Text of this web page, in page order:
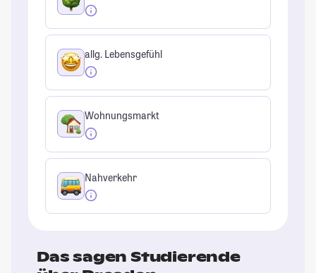
allg. Lebensgefühl
Wohnungsmarkt
Nahverkehr
Das sagen Studierende